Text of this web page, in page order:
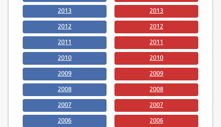
2013
2012
2011
2010
2009
2008
2007
2006
2013
2012
2011
2010
2009
2008
2007
2006